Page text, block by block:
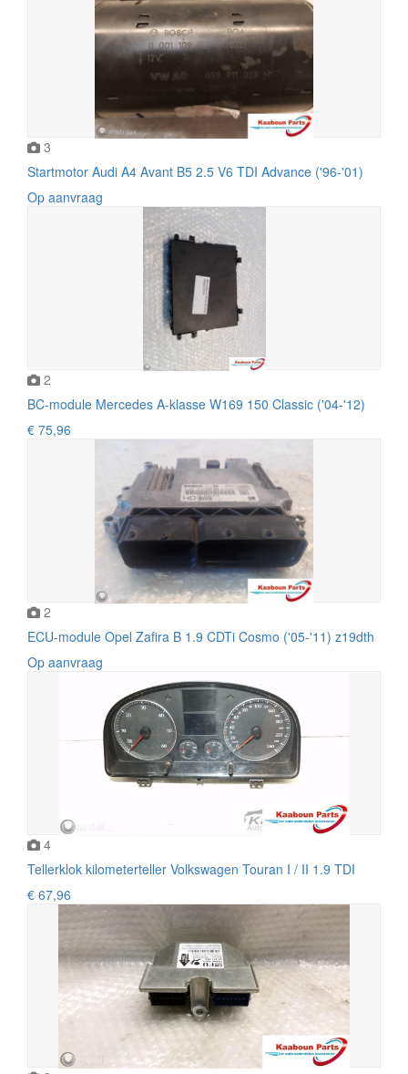
3
Startmotor Audi A4 Avant B5 2.5 V6 TDI Advance ('96-'01)
Op aanvraag
2
BC-module Mercedes A-klasse W169 150 Classic ('04-'12)
€ 75,96
2
ECU-module Opel Zafira B 1.9 CDTi Cosmo ('05-'11) z19dth
Op aanvraag
4
Tellerklok kilometerteller Volkswagen Touran I / II 1.9 TDI
€ 67,96